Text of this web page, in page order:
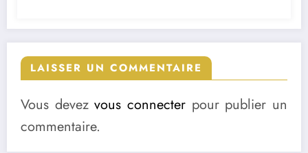
LAISSER UN COMMENTAIRE
Vous devezvous connecter pour publier un
commentaire.